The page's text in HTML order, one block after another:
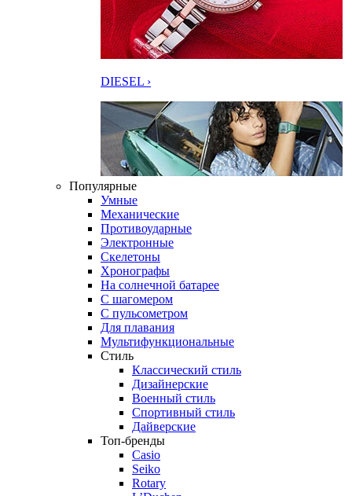
DIESEL ›
Популярные
Умные
Механические
Противоударные
Электронные
Скелетоны
Хронографы
На солнечной батарее
С шагомером
С пульсометром
Для плавания
Мультифункциональные
Стиль
Классический стиль
Дизайнерские
Военный стиль
Спортивный стиль
Дайверские
Топ-бренды
Casio
Seiko
Rotary